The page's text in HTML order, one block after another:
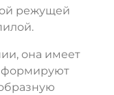
режущей
она имеет
формируют